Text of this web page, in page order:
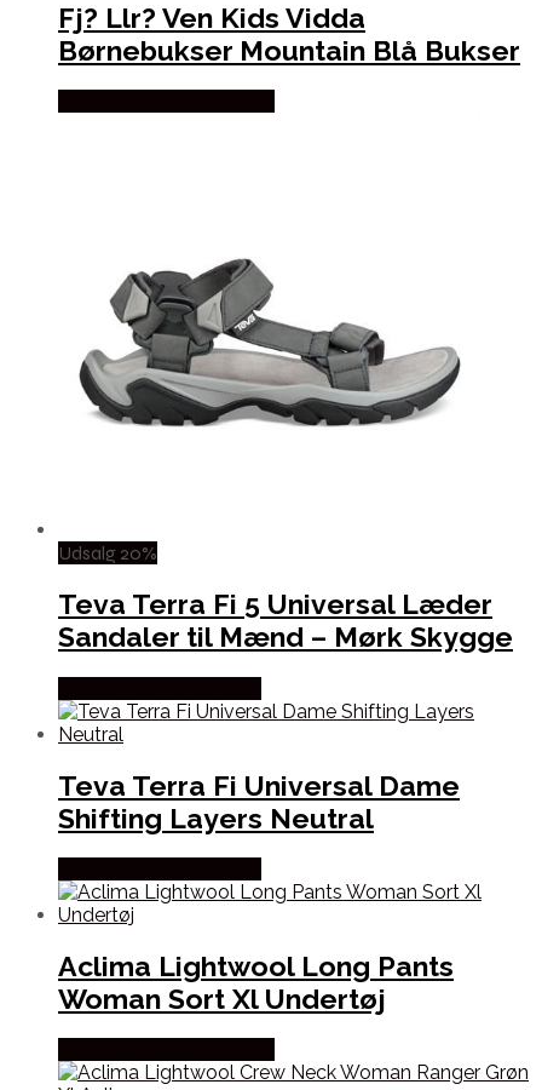
Fj? Llr? Ven Kids Vidda
Børnebukser Mountain Blå Bukser
Udsalg 20%
Teva Terra Fi 5 Universal Læder
Sandaler til Mænd – Mørk Skygge
Teva Terra Fi Universal Dame
Shifting Layers Neutral
Aclima Lightwool Long Pants
Woman Sort Xl Undertøj